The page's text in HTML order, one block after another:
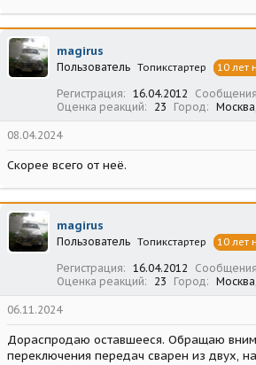
magirus
Пользователь Топикстартер 10 лет
Регистрация 16.04.2012 Сообщения
Оценка реакций
23 Город
08.04.2024
Скорее всего от неё.
magirus
Пользователь Топикстартер 10 лет
Регистрация 16.04.2012 Сообщения
Оценка реакций
23 Город
06.11.2024
Дораспродаю оставшееся. Обращаю
переключения передач сварен из двух,